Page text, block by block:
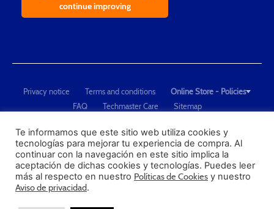
continue improving
Privacy notice Terms and conditions
Online Store - Policies
FAQ
Techmaster Care
Sitemap
"Techmaster de México is The Global Leader in Test Equipment Solutions -
Calibration, Dimensional Measurement and Testing"
PROFECO
CONDUSEF
Te informamos que este sitio web utiliza cookies y
tecnologías para mejorar tu experiencia de compra. Al
continuar con la navegación en este sitio implica la
aceptación de dichas cookies y tecnologías. Puedes leer
más al respecto en nuestro Políticas de Cookies y nuestro
Aviso de privacidad.